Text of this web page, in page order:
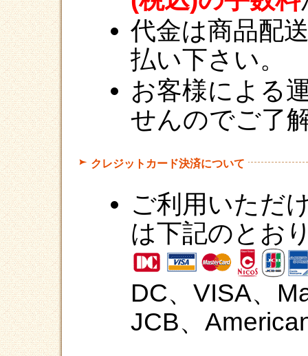
代金は商品配
払い下さい。
お客様による
せんのでご了
クレジットカード決済について
ご利用いただ
は下記のとお
DC、VISA、
JCB、